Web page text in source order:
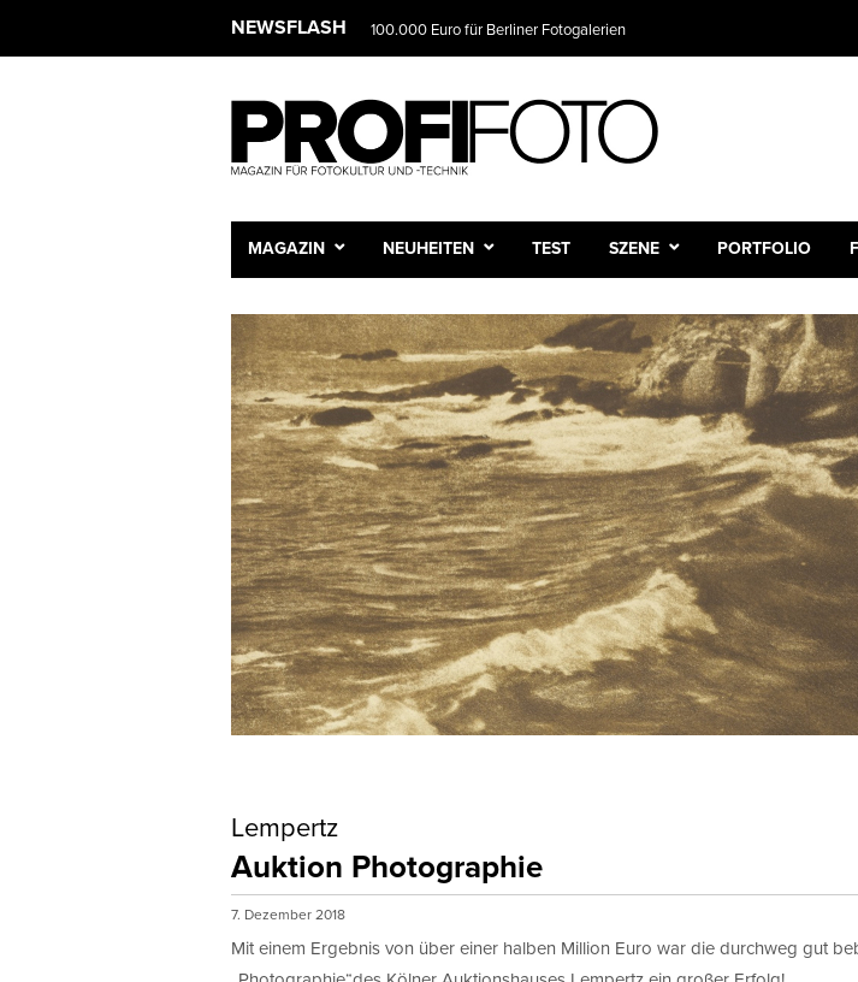
NEWSFLASH 100.000 Euro für Berliner Fotogalerien
MAGAZIN NEUHEITEN TEST SZENE PORTFOLIO
Lempertz
Auktion Photographie
7. Dezember 2018
Mit einem Ergebnis von über einer halben Million Euro war die durchweg gut